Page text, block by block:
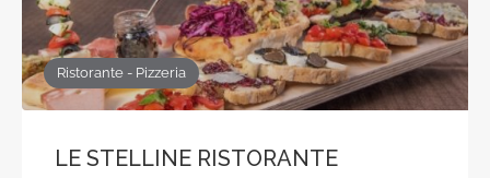
Ristorante - Pizzeria
LE STELLINE RISTORANTE